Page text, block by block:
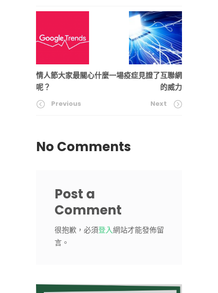
情人節大家最關心什麼
呢？
Previous
一場疫症見證了互聯網
的威力
Next
No Comments
Post a
Comment
很抱歉，必須登入網站才能發佈留
言。